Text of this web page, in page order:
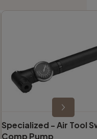
Specialized -Air Tool
Comp Pump